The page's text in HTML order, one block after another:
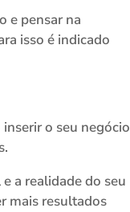
e pensar na
isso é indicado
o seu negócio
a realidade do seu
mais resultados